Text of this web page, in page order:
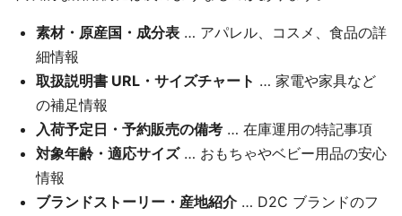
素材・原産国・成分表 … アパレル、コスメ、食品の詳
細情報
取扱説明書 URL・サイズチャート … 家電や家具など
の補足情報
入荷予定日・予約販売の備考 … 在庫運用の特記事項
対象年齢・適応サイズ… おもちゃやベビー用品の安心
情報
ブランドストーリー・産地紹介… D2C ブランドのフ